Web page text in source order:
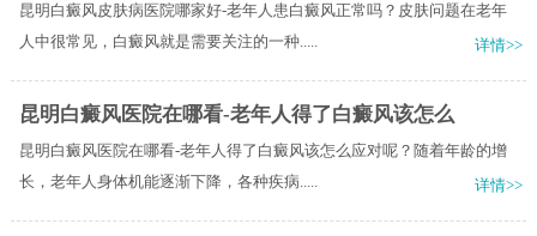
昆明白癜风皮肤病医院哪家好-老年人患白癜风正常吗？皮肤问题在老年
人中很常见，白癜风就是需要关注的一种.....
详情>>
昆明白癜风医院在哪看-老年人得了白癜风该怎么
昆明白癜风医院在哪看-老年人得了白癜风该怎么应对呢？随着年龄的增
长，老年人身体机能逐渐下降，各种疾病.....
详情>>